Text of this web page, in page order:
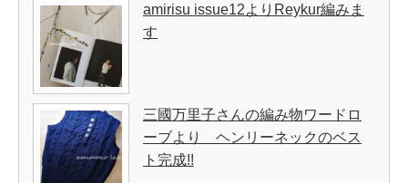
amirisu issue12よりReykur編みま
す
三國万里子さんの編み物ワードロ
ーブより ヘンリーネックのベス
ト完成!!